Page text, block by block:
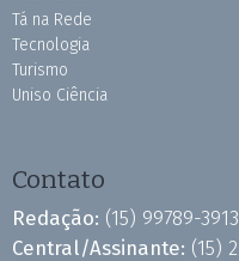
Tá na Rede
Tecnologia
Turismo
Uniso Ciência
Contato
Redação: (15) 99789-3913
Central/Assinante: (15)